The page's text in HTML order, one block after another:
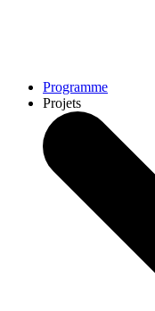
Programme
Projets